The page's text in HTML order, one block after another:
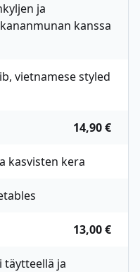
ja
kanssa
vietnamese styled
14,90 €
kasvisten kera
13,00 €
täytteellä ja